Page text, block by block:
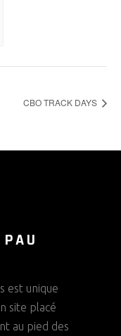
CBO TRACK DAYS
est unique
site placé
au pied des